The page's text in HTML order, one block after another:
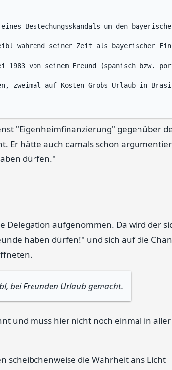
eines Bestechungsskandals um den
während seiner Zeit als bayerischer
1983 von seinem Freund (spanisch bzw.
zweimal auf Kosten Grobs Urlaub in
"Eigenheimfinanzierung" gegenüber
Er hätte auch damals schon
dürfen."
Delegation aufgenommen. Da wird der
haben dürfen!" und sich auf die
bei Freunden Urlaub gemacht.
und muss hier nicht noch einmal in
scheibchenweise die Wahrheit ans Licht